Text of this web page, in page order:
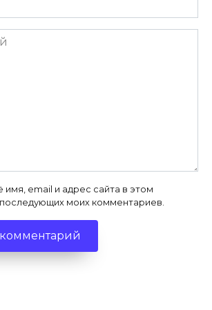
имя, email и адрес сайта в этом
моих комментариев.